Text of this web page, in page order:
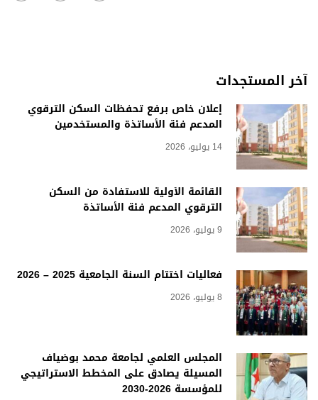
آخر المستجدات
إعلان خاص برفع تحفظات السكن الترقوي
المدعم فئة الأساتذة والمستخدمين
14 يوليو، 2026
القائمة الأولية للاستفادة من السكن
الترقوي المدعم فئة الأساتذة
9 يوليو، 2026
فعاليات اختتام السنة الجامعية 2025 – 2026
8 يوليو، 2026
المجلس العلمي لجامعة محمد بوضياف
المسيلة يصادق على المخطط الاستراتيجي
للمؤسسة 2026-2030